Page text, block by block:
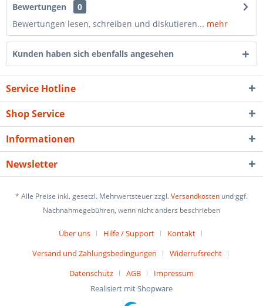
Bewertungen
0
Bewertungen lesen, schreiben und diskutieren... mehr
Kunden haben sich ebenfalls angesehen
Service Hotline
Shop Service
Informationen
Newsletter
* Alle Preise inkl. gesetzl. Mehrwertsteuer zzgl.Versandkosten und ggf.
Nachnahmegebühren, wenn nicht anders beschrieben
Über uns Hilfe / Support
Kontakt
Versand und Zahlungsbedingungen
Widerrufsrecht
Datenschutz
AGB
Impressum
Realisiert mit Shopware